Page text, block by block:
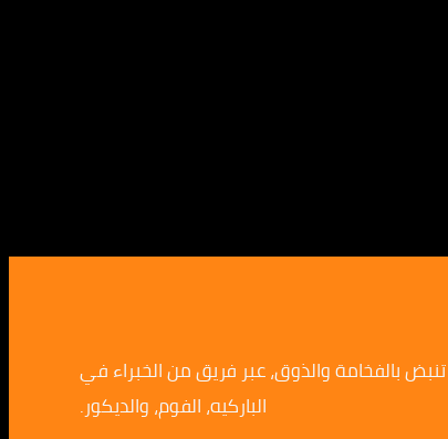
بالفخامة والذوق، عبر فريق من الخبراء في
الباركيه، الفوم، والديكور.